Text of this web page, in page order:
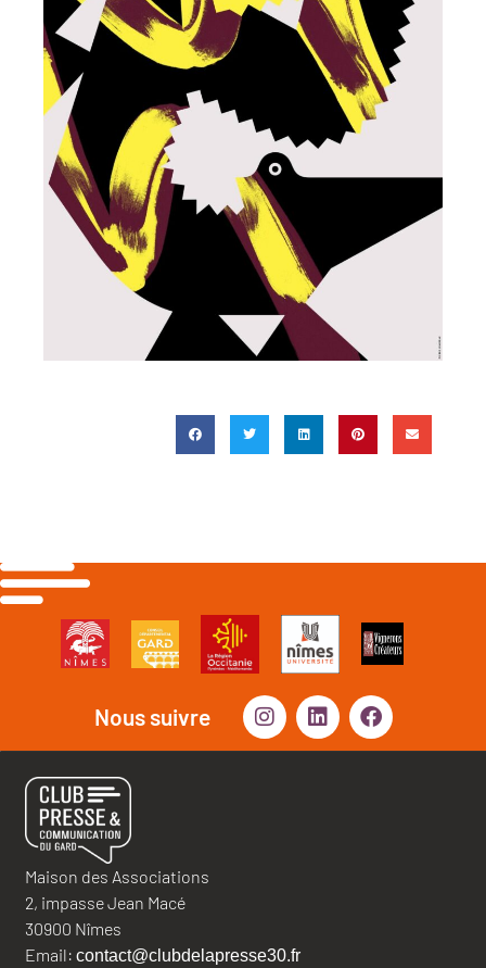
Nous suivre
Maison des Associations
2, impasse Jean Macé
30900 Nîmes
Email: contact@clubdelapresse30.fr